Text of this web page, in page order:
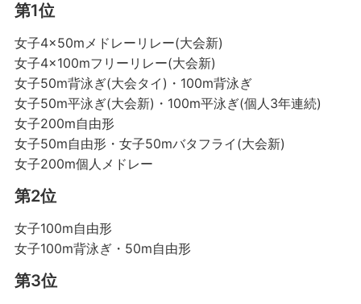
第1位
女子4×50mメドレーリレー(大会新)
女子4×100mフリーリレー(大会新)
女子50m背泳ぎ(大会タイ)・100m背泳ぎ
女子50m平泳ぎ(大会新)・100m平泳ぎ(個人3年連続)
女子200m自由形
女子50m自由形・女子50mバタフライ(大会新)
女子200m個人メドレー
第2位
女子100m自由形
女子100m背泳ぎ・50m自由形
第3位